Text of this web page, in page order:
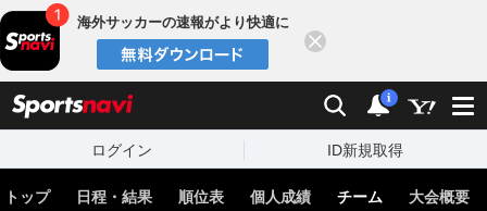
海外サッカーの速報がより快適に
検索 通知
i
ログイン ID新規取得
トップ 日程・結果 順位表 個人成績 チーム 大会概要